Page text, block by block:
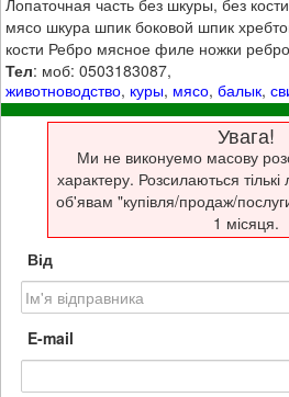
мясо шкура шпик боковой шпик
кости Ребро мясное филе ножки
Тел: моб: 0503183087,
животноводство, куры, мясо,балык,
Увага!
Ми не виконуемо масову
характеру. Розсилаються
об'явам "купівля/продаж/
1 місяця.
Від
E-mail